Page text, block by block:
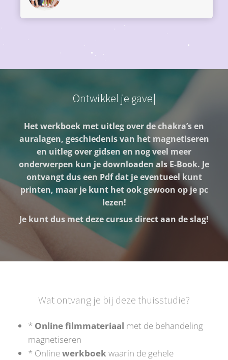
Ontwikkel je gave
Het werkboek met uitleg over de chakra’s en
auralagen, geschiedenis van het magnetiseren
en uitleg over gidsen en nog veel meer
onderwerpen kun je downloaden als E-Book. Je
ontvangt dus een Pdf dat je eventueel kunt
printen, maar je kunt het ook gewoon op je pc
lezen!
Je kunt dus met deze cursus direct aan de slag!
Wat ontvang je bij deze thuisstudie?
* Online filmmateriaal met de behandeling
magnetiseren
* Onlinewerkboekwaarin de gehele